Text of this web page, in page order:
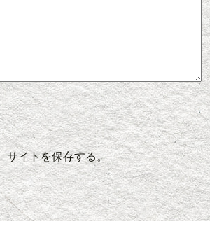
サイトを保存する。